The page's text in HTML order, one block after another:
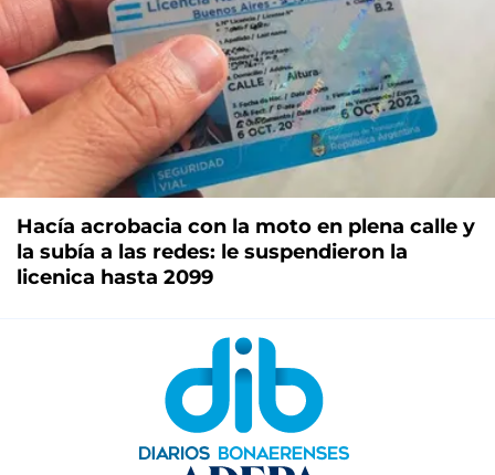
Hacía acrobacia con la moto en plena calle y
la subía a las redes: le suspendieron la
licenica hasta 2099